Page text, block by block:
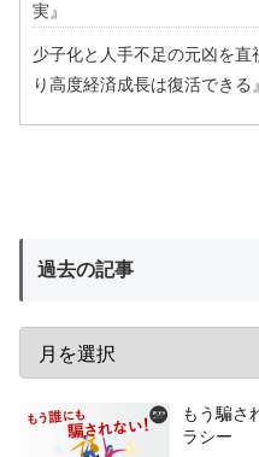
実』
少子化と人手不足の元凶を直
り高度経済成長は復活できる』
過去の記事
もう騙さ
ラシー